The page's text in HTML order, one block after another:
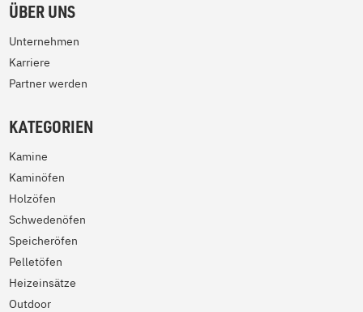
ÜBER UNS
Unternehmen
Karriere
Partner werden
KATEGORIEN
Kamine
Kaminöfen
Holzöfen
Schwedenöfen
Speicheröfen
Pelletöfen
Heizeinsätze
Outdoor